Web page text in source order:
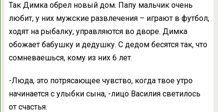
Так Димка обрел новый дом. Папу мальчик очень
любит, у них мужские развлечения – играют в футбол,
ходят на рыбалку, управляются во дворе. Димка
обожает бабушку и дедушку. С дедом бесятся так, что
сомневаешься, кому из них 6 лет.
-Люда, это потрясающее чувство, когда твое утро
начинается с улыбки сына, -лицо Василия светилось
от счастья.